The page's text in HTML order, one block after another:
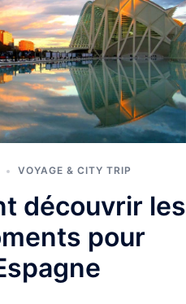
VOYAGE & CITY TRIP
découvrir les
pour